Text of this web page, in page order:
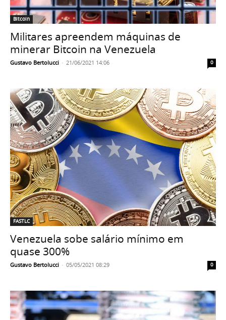
Bitcoin
Militares apreendem máquinas de
minerar Bitcoin na Venezuela
Gustavo Bertolucci - 21/06/2021 14:06 0
FASTLC
Venezuela sobe salário mínimo em
quase 300%
Gustavo Bertolucci - 05/05/2021 08:29 0